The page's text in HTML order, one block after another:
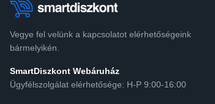
Vegye fel velünk a kapcsolatot elérhetőségeink
bármelyikén.
SmartDiszkont Webáruház
Ügyfélszolgálat elérhetősége: H-P 9:00-16:00